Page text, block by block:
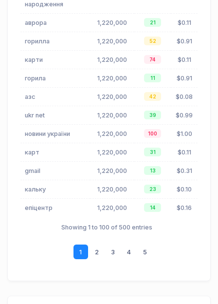
народження
аврора 1,220,000 21 $0.11
горилла 1,220,000 52 $0.91
карти 1,220,000 74 $0.11
горила 1,220,000 11 $0.91
азс 1,220,000 42 $0.08
ukr net 1,220,000 39 $0.99
новини україни 1,220,000 100 $1.00
карт 1,220,000 31 $0.11
gmail 1,220,000 13 $0.31
кальку 1,220,000 23 $0.10
епіцентр 1,220,000 14 $0.16
Showing 1 to 100 of 500 entries
1 2 3 4 5